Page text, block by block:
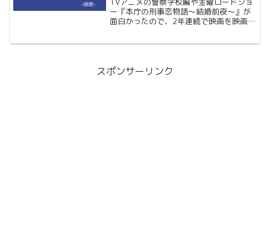
ー『本庁の刑事恋物語～結婚前夜～』が
面白かったので、2年連続で映画を映画館
確かめるために観てきました。
スポンサーリンク